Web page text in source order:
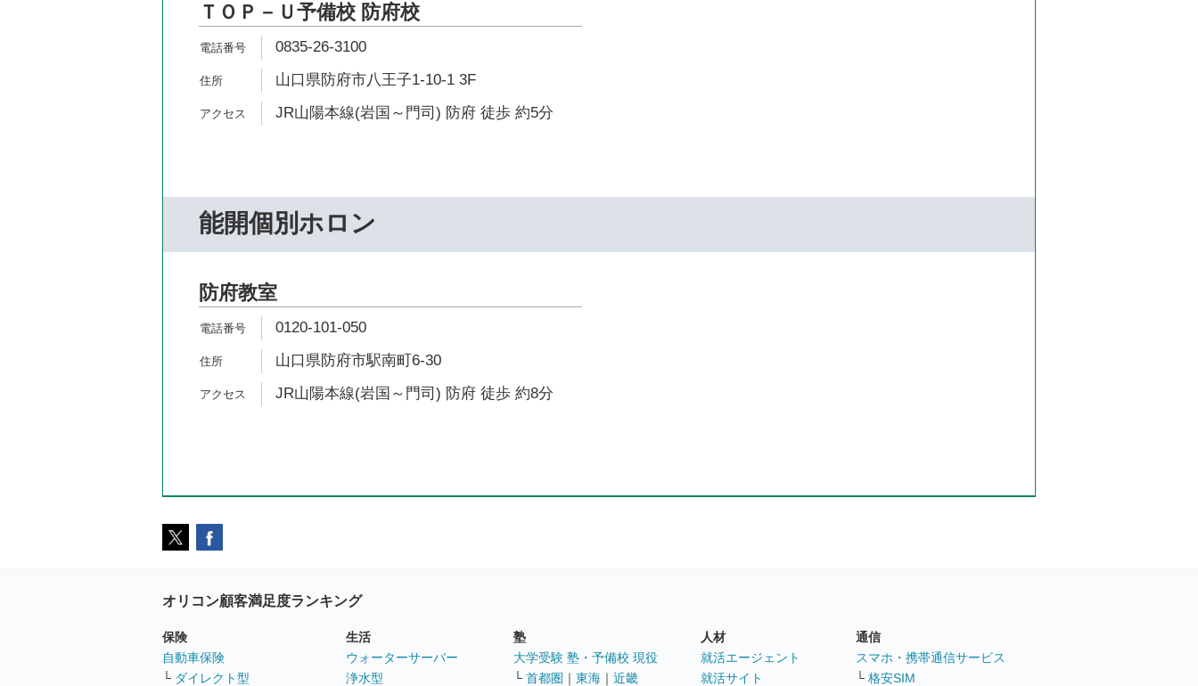
ＴＯＰ－Ｕ予備校 防府校
0835-26-3100
山口県防府市八王子1-10-1 3F
JR山陽本線(岩国～門司) 防府 徒歩 約5分
能開個別ホロン
防府教室
0120-101-050
山口県防府市駅南町6-30
JR山陽本線(岩国～門司) 防府 徒歩 約8分
オリコン顧客満足度ランキング
保険
自動車保険
└ ダイレクト型
生活
ウォーターサーバー
浄水型
塾
大学受験 塾・予備校 現役
└ 首都圏 ｜ 東海 ｜ 近畿
人材
就活エージェント
就活サイト
通信
スマホ・携帯通信サービス
└ 格安SIM